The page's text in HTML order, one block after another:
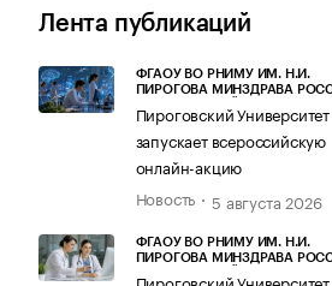
Технологии и медиа
Лента публикаций
ФГАОУ ВО РНИМУ ИМ. Н.И.
ПИРОГОВА МИНЗДРАВА
Пироговский Университет
запускает всероссийскую
онлайн-акцию
Новость
5 августа 2026
ФГАОУ ВО РНИМУ ИМ. Н.И.
ПИРОГОВА МИНЗДРАВА